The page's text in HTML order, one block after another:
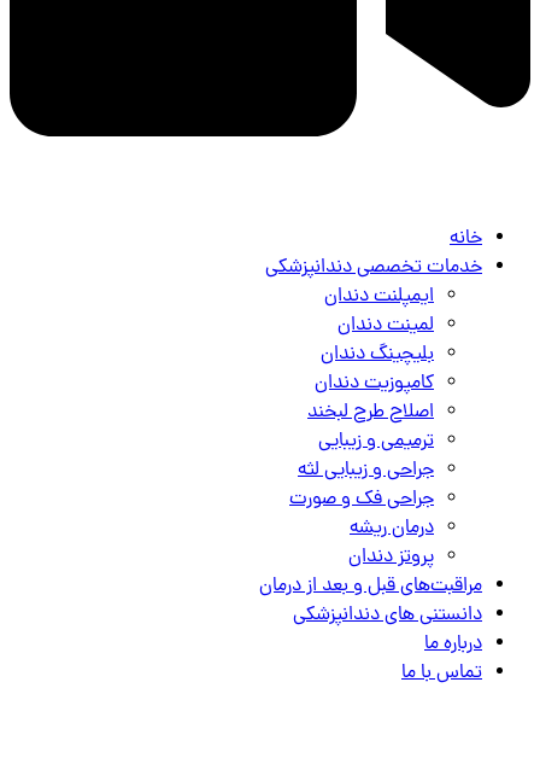
خانه
خدمات تخصصی دندانپزشکی
ایمپلنت دندان
لمینت دندان
بلیچینگ دندان
کامپوزیت دندان
اصلاح طرح لبخند
ترمیمی و زیبایی
جراحی و زیبایی لثه
جراحی فک و صورت
درمان ریشه
پروتز دندان
مراقبت‌های قبل و بعد از درمان
دانستنی های دندانپزشکی
درباره ما
تماس با ما